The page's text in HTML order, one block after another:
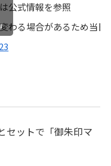
公式情報を参照
わる場合があるため当日
セットで「御朱印マ